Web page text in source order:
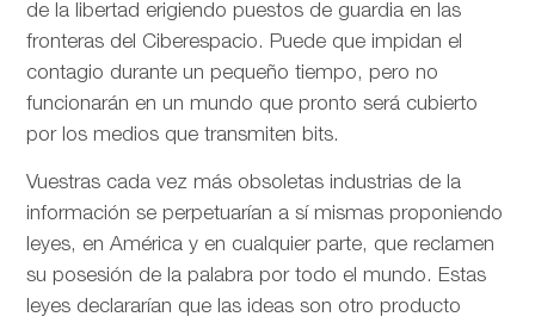
de la libertad erigiendo puestos de guardia en las
fronteras del Ciberespacio. Puede que impidan el
contagio durante un pequeño tiempo, pero no
funcionarán en un mundo que pronto será cubierto
por los medios que transmiten bits.
Vuestras cada vez más obsoletas industrias de la
información se perpetuarían a sí mismas proponiendo
leyes, en América y en cualquier parte, que reclamen
su posesión de la palabra por todo el mundo. Estas
leyes declararían que las ideas son otro producto